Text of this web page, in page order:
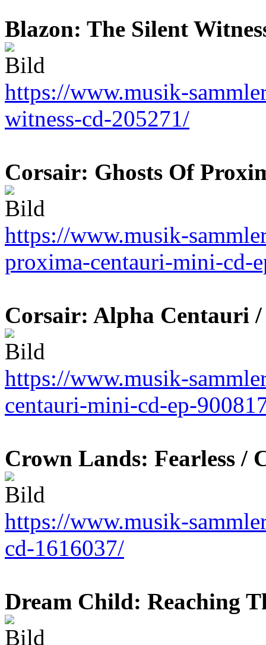
Blazon: The Silent
https://www.musik-
witness-cd-205271/
Corsair: Ghosts Of
https://www.musik-
proxima-centauri-mini-cd-
Corsair: Alpha Centauri
https://www.musik-
centauri-mini-cd-ep-
Crown Lands: Fearless /
https://www.musik-
cd-1616037/
Dream Child: Reaching